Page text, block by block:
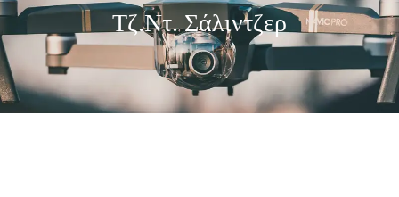
Τζ.Ντ. Σάλιντζερ